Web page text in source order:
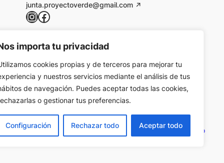
importa tu privacidad
cookies propias y de terceros para mejorar tu
y nuestros servicios mediante el análisis de tus
de navegación. Puedes aceptar todas las cookies,
o gestionar tus preferencias.
Configuración Rechazar todo Aceptar todo
junta.proyectoverde@gmail.com
InstagramFacebook
Designed byAndrea Maestro